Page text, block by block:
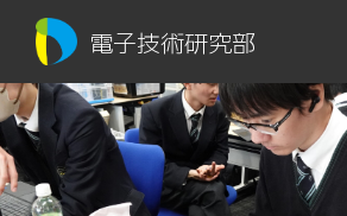
電子技術研究部